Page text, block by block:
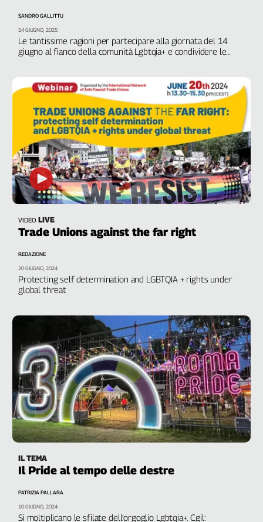
Fillea
Filt
Nidil
Slc
Spi
Inca
Caaf
Speciali
G8
Genova,
anni
Cgil
Collettiva
Academy
Collettiva
Play
Rubriche
Collettiva
Talk
La
Collettiva
Le tantissime ragioni per partecipare alla giornata del 14
giugno al fianco della comunità Lgbtqia+ e condividere le
SANDRO GALLITTU
14 GIUGNO, 2025
VIDEO LIVE
Trade Unions against the far right
Protecting self determination and LGBTQIA + rights under
global threat
REDAZIONE
20 GIUGNO, 2024
IL TEMA
Il Pride al tempo delle destre
Si moltiplicano le sfilate dell’orgoglio Lgbtqia+. Cgil:
PATRIZIA PALLARA
10 GIUGNO, 2024